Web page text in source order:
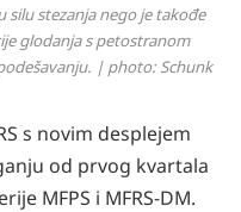
silu stezanja nego je takođe
glodanja s petostranom
| photo: Schunk
s novim desplejem
od prvog kvartala
MFPS i MFRS-DM.